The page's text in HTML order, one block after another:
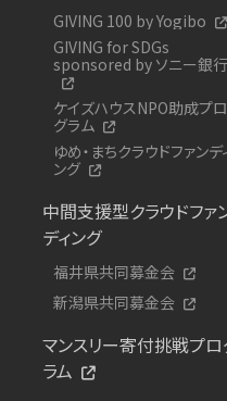
GIVING 100 by Yogibo
GIVING for SDGs
sponsored by ソニー銀行
ケイズハウスNPO助成プロ
グラム
ゆめ・まちクラウドファンデ
ング
中間支援型クラウドファ
ディング
福井県共同募金会
新潟県共同募金会
マンスリー寄付挑戦プロ
ラム